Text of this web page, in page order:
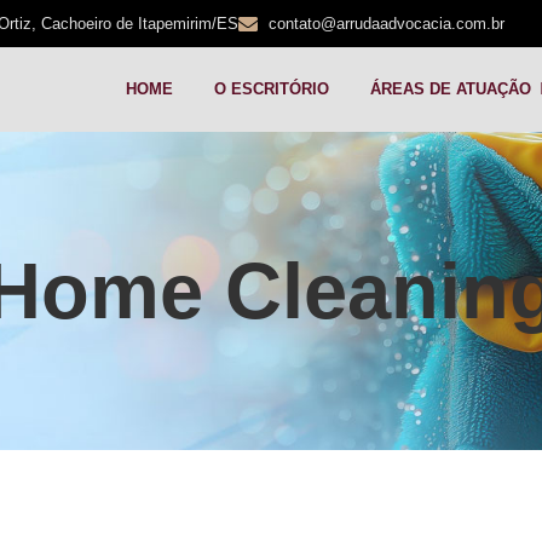
Cachoeiro de Itapemirim/ES contato@arrudaadvocacia.com.br
HOME O ESCRITÓRIO ÁREAS DE ATUAÇÃO